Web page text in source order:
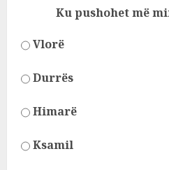
Ku pushohet më
Vlorë
Durrës
Himarë
Ksamil